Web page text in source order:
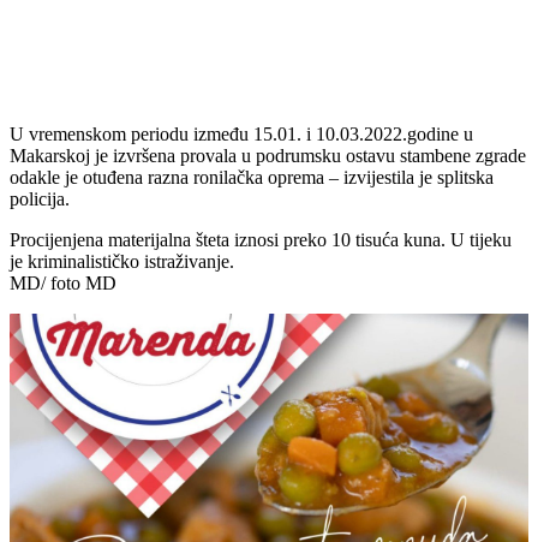
U vremenskom periodu između 15.01. i 10.03.2022.godine u
Makarskoj je izvršena provala u podrumsku ostavu stambene zgrade
odakle je otuđena razna ronilačka oprema – izvijestila je splitska
policija.
Procijenjena materijalna šteta iznosi preko 10 tisuća kuna. U tijeku
je kriminalističko istraživanje.
MD/ foto MD